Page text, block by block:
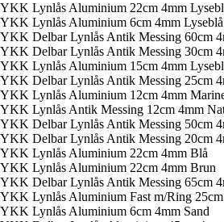
YKK Lynlås Aluminium 22cm 4mm
YKK Lynlås Aluminium 6cm 4mm Lyseblå
YKK Delbar Lynlås Antik Messing 60cm
YKK Delbar Lynlås Antik Messing 30cm
YKK Lynlås Aluminium 15cm 4mm
YKK Delbar Lynlås Antik Messing 25cm
YKK Lynlås Aluminium 12cm 4mm
YKK Lynlås Antik Messing 12cm 4mm
YKK Delbar Lynlås Antik Messing 50cm
YKK Delbar Lynlås Antik Messing 20cm
YKK Lynlås Aluminium 22cm 4mm Blå
YKK Lynlås Aluminium 22cm 4mm Brun
YKK Delbar Lynlås Antik Messing 65cm
YKK Lynlås Aluminium Fast m/Ring
YKK Lynlås Aluminium 6cm 4mm Sand